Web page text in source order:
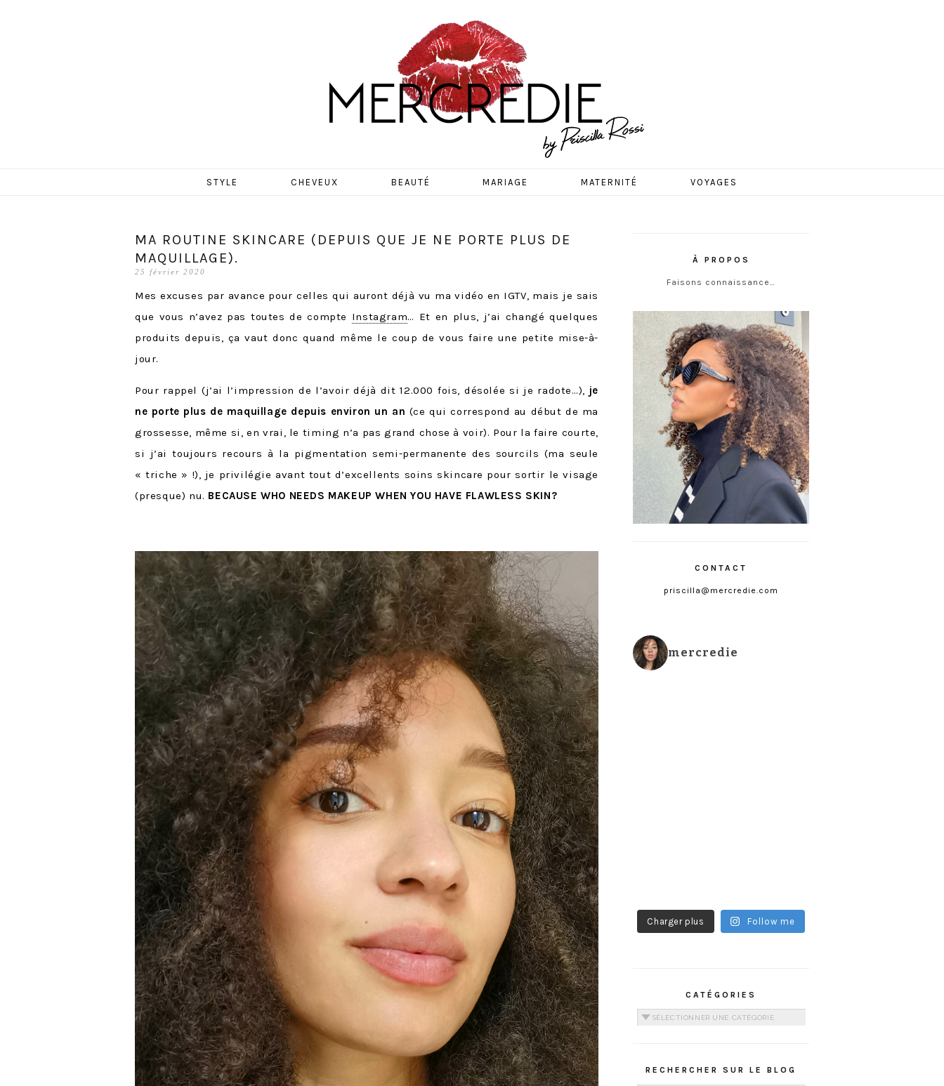
MERCREDIE
STYLE CHEVEUX BEAUTÉ MARIAGE MATERNITÉ VOYAGES
MA ROUTINE SKINCARE (DEPUIS QUE JE NE PORTE PLUS DE
MAQUILLAGE).
25 février 2020
Mes excuses par avance pour celles qui auront déjà vu ma vidéo en IGTV, mais je sais
que vous n’avez pas toutes de compte Instagram… Et en plus, j’ai changé quelques
produits depuis, ça vaut donc quand même le coup de vous faire une petite mise-à-
jour.
Pour rappel (j’ai l’impression de l’avoir déjà dit 12.000 fois, désolée si je radote…), je
ne porte plus de maquillage depuis environ un an (ce qui correspond au début de ma
grossesse, même si, en vrai, le timing n’a pas grand chose à voir). Pour la faire courte,
si j’ai toujours recours à la pigmentation semi-permanente des sourcils (ma seule
« triche » !), je privilégie avant tout d’excellents soins skincare pour sortir le visage
(presque) nu. BECAUSE WHO NEEDS MAKEUP WHEN YOU HAVE FLAWLESS SKIN?
À PROPOS
Faisons connaissance…
CONTACT
priscilla@mercredie.com
mercredie
Charger plus Follow me
CATÉGORIES
Catégories
RECHERCHER SUR LE BLOG